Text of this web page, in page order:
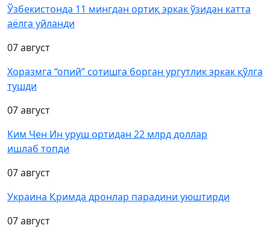
Ўзбекистонда 11 мингдан ортиқ эркак ўзидан катта
аёлга уйланди
07 август
Хоразмга “опий” сотишга борган ургутлик эркак қўлга
тушди
07 август
Ким Чен Ин уруш ортидан 22 млрд доллар
ишлаб топди
07 август
Украина Қримда дронлар парадини уюштирди
07 август